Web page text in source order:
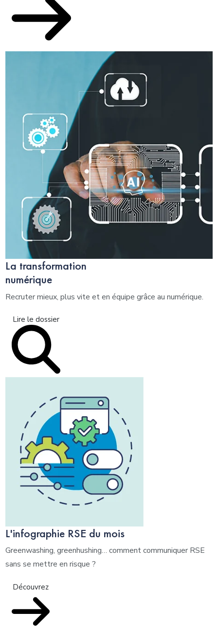
La transformation
numérique
Recruter mieux, plus vite et en équipe grâce au numérique.
Lire le dossier
L'infographie RSE du mois
Greenwashing, greenhushing… comment communiquer RSE
sans se mettre en risque ?
Découvrez